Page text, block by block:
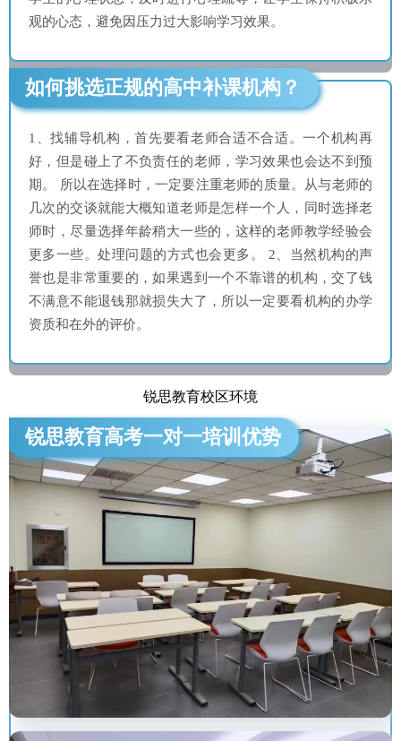
观的心态，避免因压力过大影响学习效果。
如何挑选正规的高中补课机构？
1、找辅导机构，首先要看老师合适不合适。一个机构再
好，但是碰上了不负责任的老师，学习效果也会达不到预
期。 所以在选择时，一定要注重老师的质量。从与老师的
几次的交谈就能大概知道老师是怎样一个人，同时选择老
师时，尽量选择年龄稍大一些的，这样的老师教学经验会
更多一些。处理问题的方式也会更多。 2、当然机构的声
誉也是非常重要的，如果遇到一个不靠谱的机构，交了钱
不满意不能退钱那就损失大了，所以一定要看机构的办学
资质和在外的评价。
锐思教育校区环境
锐思教育高考一对一培训优势